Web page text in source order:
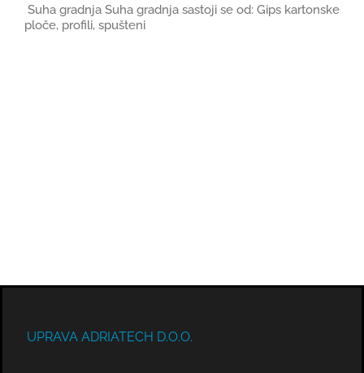
Suha gradnja Suha gradnja sastoji se od: Gips kartonske
ploče, profili, spušteni
UPRAVA ADRIATECH D.O.O.